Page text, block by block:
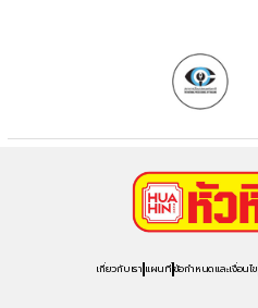
เกี่ยวกับเรา แผนที่ ข้อกำหนดและเงื่อนไข